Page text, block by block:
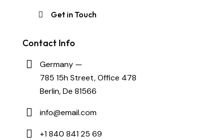
Contact Info
Germany —
785 15h Street, Office 478
Berlin, De 81566
info@email.com
+1 840 841 25 69